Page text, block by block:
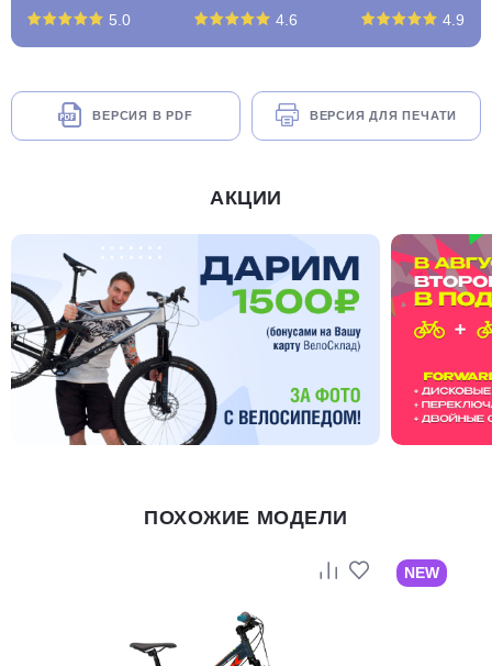
5.0
4.6
4.9
ВЕРСИЯ В PDF ВЕРСИЯ ДЛЯ ПЕЧАТИ
АКЦИИ
ПОХОЖИЕ МОДЕЛИ
NEW